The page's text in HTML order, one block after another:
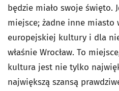
będzie miało swoje święto.
miejsce; żadne inne miasto
europejskiej kultury i dla
właśnie Wrocław. To
kultura jest nie tylko
największą szansą